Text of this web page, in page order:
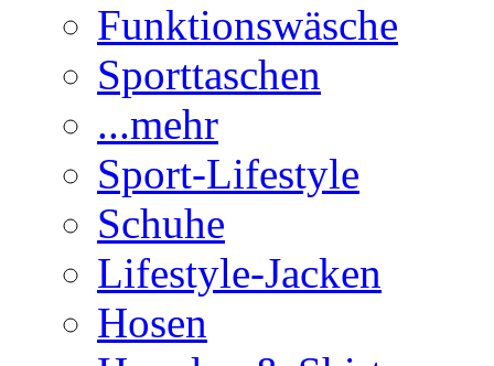
Funktionswäsche
Sporttaschen
...mehr
Sport-Lifestyle
Schuhe
Lifestyle-Jacken
Hosen